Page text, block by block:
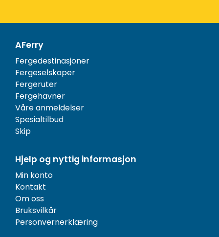
AFerry
Fergedestinasjoner
Fergeselskaper
Fergeruter
Fergehavner
Våre anmeldelser
Spesialtilbud
Skip
Hjelp og nyttig informasjon
Min konto
Kontakt
Om oss
Bruksvilkår
Personvernerklæring